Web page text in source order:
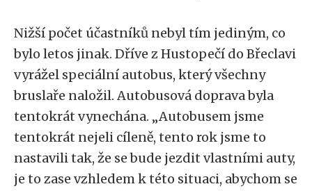
Nižší počet účastníků nebyl tím jediným, co
bylo letos jinak. Dříve z Hustopečí do Břeclavi
vyrážel speciální autobus, který všechny
bruslaře naložil. Autobusová doprava byla
tentokrát vynechána. „Autobusem jsme
tentokrát nejeli cíleně, tento rok jsme to
nastavili tak, že se bude jezdit vlastními auty,
je to zase vzhledem k této situaci, abychom se